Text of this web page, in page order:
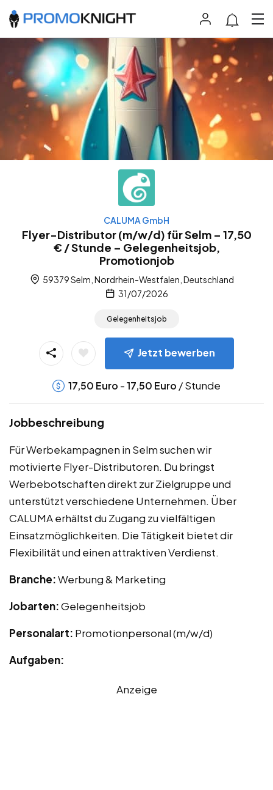
CALUMA GmbH
Flyer-Distributor (m/w/d) für Selm – 17,50
€ / Stunde – Gelegenheitsjob,
Promotionjob
59379 Selm, Nordrhein-Westfalen, Deutschland
31/07/2026
Gelegenheitsjob
Jetzt bewerben
17,50 Euro -17,50 Euro / Stunde
Jobbeschreibung
Für Werbekampagnen in Selm suchen wir
motivierte Flyer-Distributoren. Du bringst
Werbebotschaften direkt zur Zielgruppe und
unterstützt verschiedene Unternehmen. Über
CALUMA erhältst du Zugang zu vielfältigen
Einsatzmöglichkeiten. Die Tätigkeit bietet dir
Flexibilität und einen attraktiven Verdienst.
Branche:Werbung & Marketing
Jobarten:Gelegenheitsjob
Personalart: Promotionpersonal (m/w/d)
Aufgaben:
Anzeige